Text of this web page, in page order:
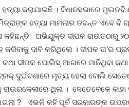
କରାଯାଇଛି । ବିଧାନସଭାରେ
ହତ୍ୟା ମାମଲାର ତଦନ୍ତ ଏବେ ବି
କହିଛନ୍ତି ଅଭିଯୁକ୍ତ ଦୀପକ ରାଉତଠାରୁ
କରିବାକୁ ଦାବି କରିଥିଲେ । ଦୀପକ ତା’ର
କଥା ଦୀପକ ପୋଲିସ୍ ଆଗରେ ମାନିଥିବା
ଦୁର୍ଘଟଣାରେ ମୃତ୍ୟ ହେଲା ବୋଲି
ଥିଲା । ସେତେବେଳେ
? ଏଭଳି କହି ପୂର୍ବ ସରକାରଙ୍କ